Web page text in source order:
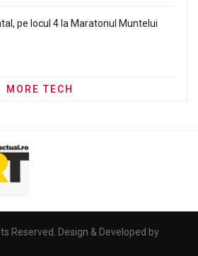
pe locul 4 la Maratonul Muntelui
MORE TECH
Reserved. Design & Developed by